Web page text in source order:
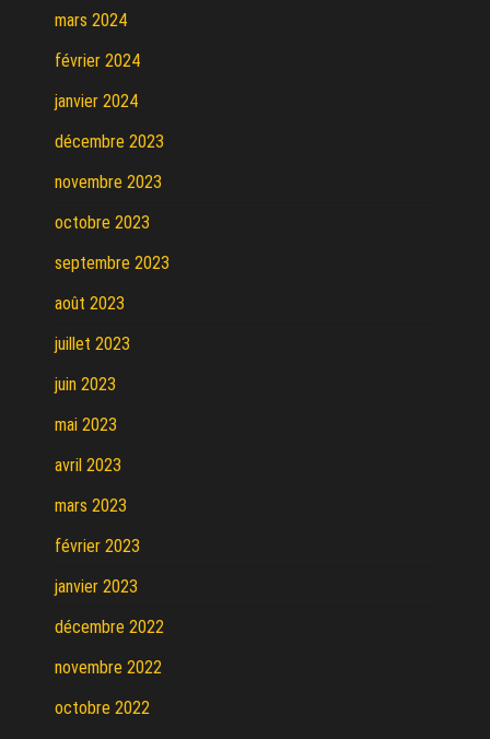
mars 2024
février 2024
janvier 2024
décembre 2023
novembre 2023
octobre 2023
septembre 2023
août 2023
juillet 2023
juin 2023
mai 2023
avril 2023
mars 2023
février 2023
janvier 2023
décembre 2022
novembre 2022
octobre 2022